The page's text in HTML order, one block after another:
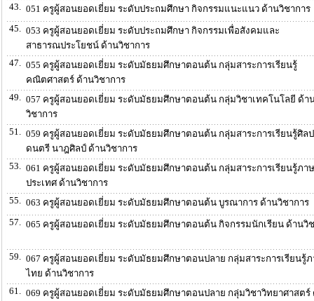
43.
051 ครูผู้สอนยอดเยี่ยม ระดับประถมศึกษา กิจกรรมแนะแนว ด้านวิชาการ
45.
053 ครูผู้สอนยอดเยี่ยม ระดับประถมศึกษา กิจกรรมเพื่อสังคมและ
สาธารณประโยชน์ ด้านวิชาการ
47.
055 ครูผู้สอนยอดเยี่ยม ระดับมัธยมศึกษาตอนต้น กลุ่มสาระการเรียนรู้
คณิตศาสตร์ ด้านวิชาการ
49.
057 ครูผู้สอนยอดเยี่ยม ระดับมัธยมศึกษาตอนต้น กลุ่มวิชาเทคโนโลยี ด้า
วิชาการ
51.
059 ครูผู้สอนยอดเยี่ยม ระดับมัธยมศึกษาตอนต้น กลุ่มสาระการเรียนรู้ศิล
ดนตรี นาฎศิลป์ ด้านวิชาการ
53.
061 ครูผู้สอนยอดเยี่ยม ระดับมัธยมศึกษาตอนต้น กลุ่มสาระการเรียนรู้ภา
ประเทศ ด้านวิชาการ
55.
063 ครูผู้สอนยอดเยี่ยม ระดับมัธยมศึกษาตอนต้น บูรณาการ ด้านวิชาการ
57.
065 ครูผู้สอนยอดเยี่ยม ระดับมัธยมศึกษาตอนต้น กิจกรรมนักเรียน ด้านวิ
59.
067 ครูผู้สอนยอดเยี่ยม ระดับมัธยมศึกษาตอนปลาย กลุ่มสาระการเรียนรู้
ไทย ด้านวิชาการ
61.
069 ครูผู้สอนยอดเยี่ยม ระดับมัธยมศึกษาตอนปลาย กลุ่มวิชาวิทยาศาสตร์